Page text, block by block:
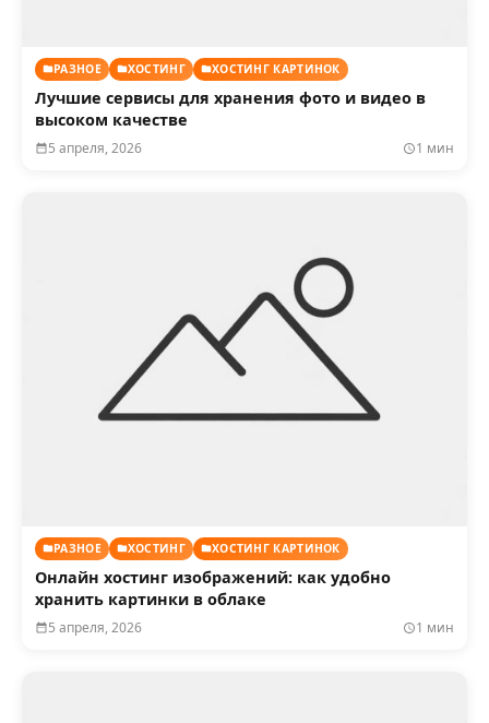
РАЗНОЕ ХОСТИНГ ХОСТИНГ КАРТИНОК
Лучшие сервисы для хранения фото и видео в
высоком качестве
5 апреля, 2026 1 мин
РАЗНОЕ ХОСТИНГ ХОСТИНГ КАРТИНОК
Онлайн хостинг изображений: как удобно
хранить картинки в облаке
5 апреля, 2026 1 мин